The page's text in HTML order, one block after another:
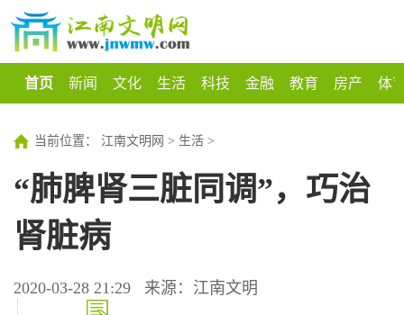
首页 新闻 文化 生活 科技 金融 教育 房产 体
当前位置： 江南文明网 > 生活 >
“肺脾肾三脏同调”，巧治
肾脏病
2020-03-28 21:29 来源：江南文明